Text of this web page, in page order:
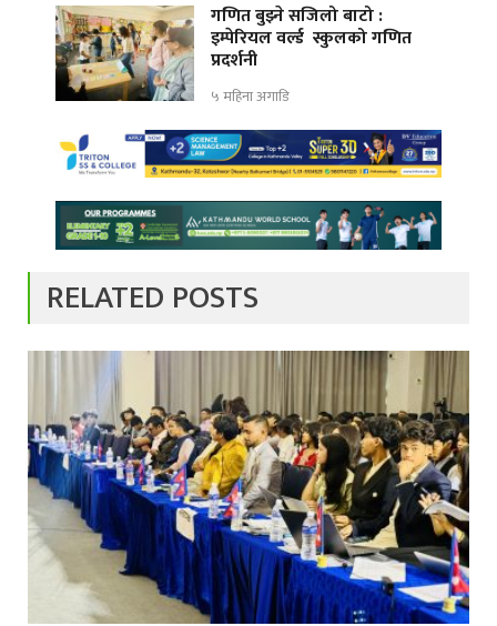
गणित बुझ्ने सजिलो बाटो :
इम्पेरियल वर्ल्ड स्कुलको गणित
प्रदर्शनी
५ महिना अगाडि
RELATED POSTS